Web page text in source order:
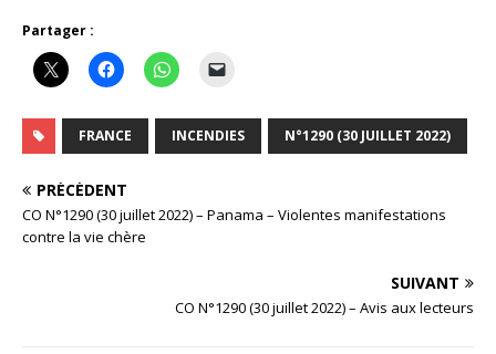
Partager :
FRANCE INCENDIES N°1290 (30 JUILLET 2022)
PRÉCÉDENT
CO N°1290 (30 juillet 2022) – Panama – Violentes manifestations
contre la vie chère
SUIVANT
CO N°1290 (30 juillet 2022) – Avis aux lecteurs